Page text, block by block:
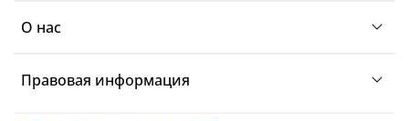
О нас
Правовая информация